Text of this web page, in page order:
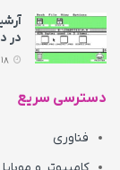
در
دسترسی سریع
فناوری